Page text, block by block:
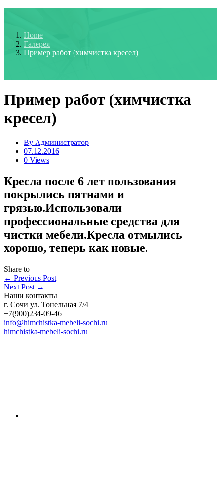
Home
Галерея
Пример работ (химчистка кресел)
Пример работ (химчистка
кресел)
By Администратор
07.12.2016
0 Views
Кресла после 6 лет пользования
покрылись пятнами и
грязью.Использовали
профессиональные средства для
чистки мебели.Кресла отмылись
хорошо, теперь как новые.
Share to
← Previous Post
Next Post →
Наши контакты
г. Сочи ул. Тонельная 7/4
+7(900)234-09-46
info@himchistka-mebeli-sochi.ru
himchistka-mebeli-sochi.ru